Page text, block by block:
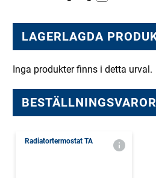
LAGERLAGDA
Inga produkter finns i detta urval.
Radiatortermostat TA